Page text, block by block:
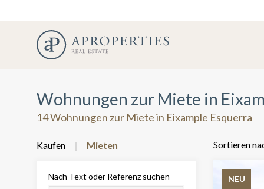
Wohnungen zur Miete in
14 Wohnungen zur Miete in Eixample Esquerra
Kaufen Mieten
Nach Text oder Referenz suchen
Sortieren
NEU